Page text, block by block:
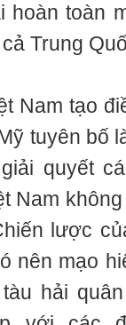
hoàn toàn
Trung
Nam tạo
tuyên bố
quyết
Nam
lược
nên mạo
hải